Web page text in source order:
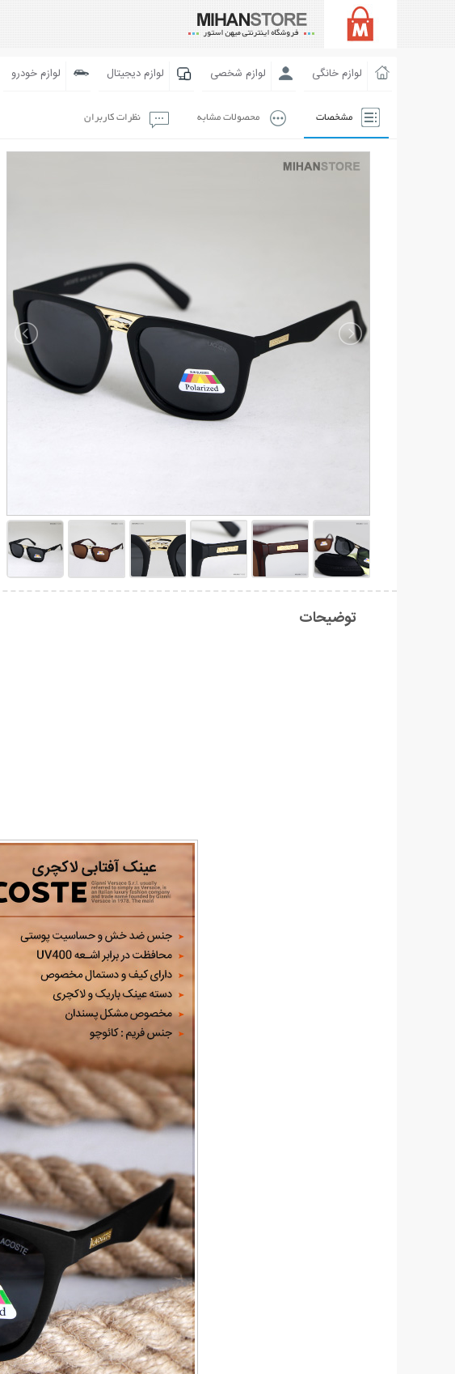
لوازم خانگی لوازم شخصی لوازم دیجیتال لوازم خودرو
مشخصات محصولات مشابه نظرات کاربران
توضیحات